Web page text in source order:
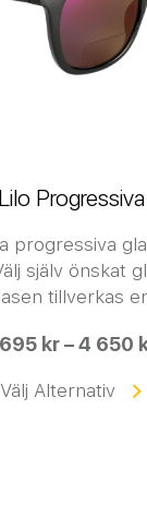
Lilo Progressiva
progressiva
själv önskat
tillverkas
kr – 4 650
Välj Alternativ